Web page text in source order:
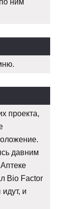
ним
проекта,
давним
Bio Factor
и